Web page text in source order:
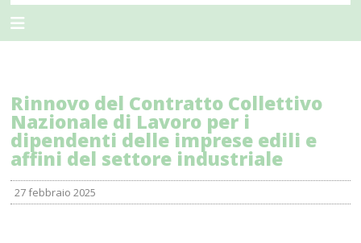
Rinnovo del Contratto Collettivo
Nazionale di Lavoro per i
dipendenti delle imprese edili e
affini del settore industriale
27 febbraio 2025